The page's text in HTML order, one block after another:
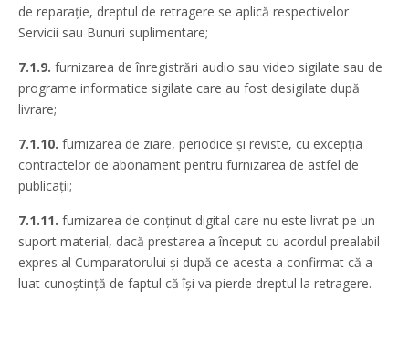
de reparaţie, dreptul de retragere se aplică respectivelor
Servicii sau Bunuri suplimentare;
7.1.9. furnizarea de înregistrări audio sau video sigilate sau de
programe informatice sigilate care au fost desigilate după
livrare;
7.1.10. furnizarea de ziare, periodice şi reviste, cu excepţia
contractelor de abonament pentru furnizarea de astfel de
publicaţii;
7.1.11. furnizarea de conţinut digital care nu este livrat pe un
suport material, dacă prestarea a început cu acordul prealabil
expres al Cumparatorului şi după ce acesta a confirmat că a
luat cunoştinţă de faptul că îşi va pierde dreptul la retragere.